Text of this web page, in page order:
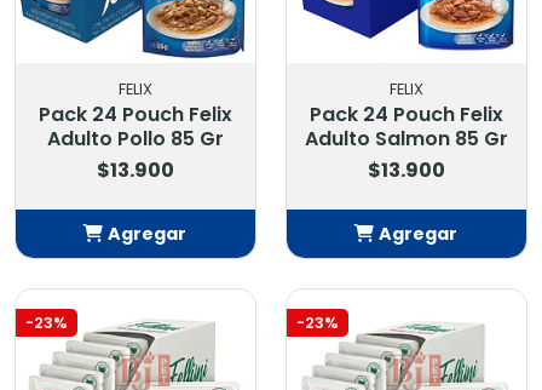
FELIX
Pack 24 Pouch Felix
Adulto Pollo 85 Gr
$13.900
Agregar
Añadido
FELIX
Pack 24 Pouch Felix
Adulto Salmon 85 Gr
$13.900
Agregar
Añadido
-23% -23%